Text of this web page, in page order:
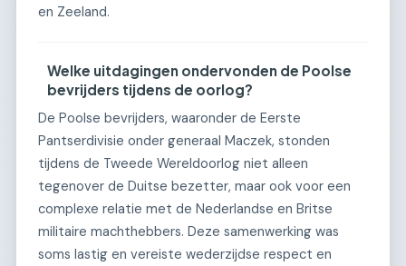
en Zeeland.
Welke uitdagingen ondervonden de Poolse
bevrijders tijdens de oorlog?
De Poolse bevrijders, waaronder de Eerste
Pantserdivisie onder generaal Maczek, stonden
tijdens de Tweede Wereldoorlog niet alleen
tegenover de Duitse bezetter, maar ook voor een
complexe relatie met de Nederlandse en Britse
militaire machthebbers. Deze samenwerking was
soms lastig en vereiste wederzijdse respect en